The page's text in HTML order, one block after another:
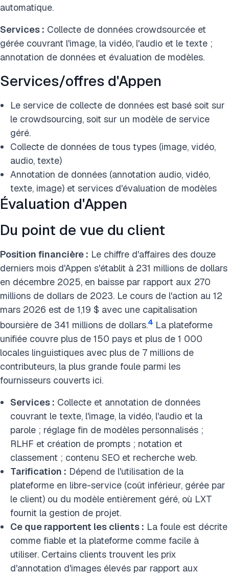
automatique.
Services : Collecte de données crowdsourcée et
gérée couvrant l'image, la vidéo, l'audio et le texte ;
annotation de données et évaluation de modèles.
Services/offres d'Appen
Le service de collecte de données est basé soit sur
le crowdsourcing, soit sur un modèle de service
géré.
Collecte de données de tous types (image, vidéo,
audio, texte)
Annotation de données (annotation audio, vidéo,
texte, image) et services d'évaluation de modèles
Évaluation d'Appen
Du point de vue du client
Position financière : Le chiffre d'affaires des douze
derniers mois d'Appen s'établit à 231 millions de dollars
en décembre 2025, en baisse par rapport aux 270
millions de dollars de 2023. Le cours de l'action au 12
mars 2026 est de 1,19 $ avec une capitalisation
boursière de 341 millions de dollars.4 La plateforme
unifiée couvre plus de 150 pays et plus de 1 000
locales linguistiques avec plus de 7 millions de
contributeurs, la plus grande foule parmi les
fournisseurs couverts ici.
Services : Collecte et annotation de données
couvrant le texte, l'image, la vidéo, l'audio et la
parole ; réglage fin de modèles personnalisés ;
RLHF et création de prompts ; notation et
classement ; contenu SEO et recherche web.
Tarification : Dépend de l'utilisation de la
plateforme en libre-service (coût inférieur, gérée par
le client) ou du modèle entièrement géré, où LXT
fournit la gestion de projet.
Ce que rapportent les clients : La foule est décrite
comme fiable et la plateforme comme facile à
utiliser. Certains clients trouvent les prix
d'annotation d'images élevés par rapport aux